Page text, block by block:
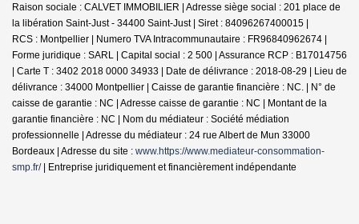
Raison sociale : CALVET IMMOBILIER | Adresse siège social : 201 place de
la libération Saint-Just - 34400 Saint-Just | Siret : 84096267400015 |
RCS : Montpellier | Numero TVA Intracommunautaire : FR96840962674 |
Forme juridique : SARL | Capital social : 2 500 | Assurance RCP : B17014756
| Carte T : 3402 2018 0000 34933 | Date de délivrance : 2018-08-29 | Lieu de
délivrance : 34000 Montpellier | Caisse de garantie financière : NC. | N° de
caisse de garantie : NC | Adresse caisse de garantie : NC | Montant de la
garantie financière : NC | Nom du médiateur : Société médiation
professionnelle | Adresse du médiateur : 24 rue Albert de Mun 33000
Bordeaux | Adresse du site : www.https://www.mediateur-consommation-
smp.fr/| Entreprise juridiquement et financièrement indépendante